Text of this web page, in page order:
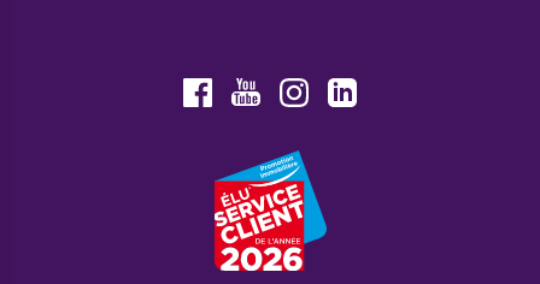
FacebookYoutubeInstagram